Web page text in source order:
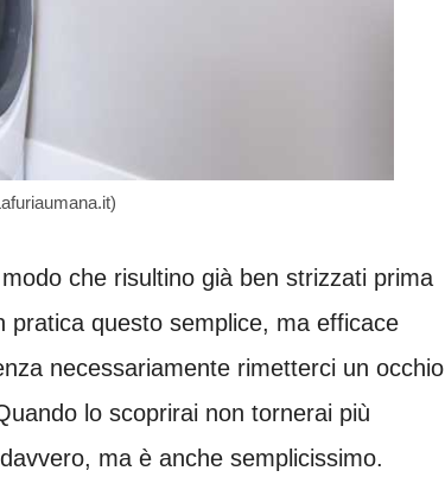
che risultino già ben strizzati prima
questo semplice, ma efficace
necessariamente rimetterci un occhio
lo scoprirai non tornerai più
ma è anche semplicissimo.